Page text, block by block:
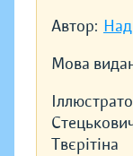
Автор:
Мова
Твєрітіна